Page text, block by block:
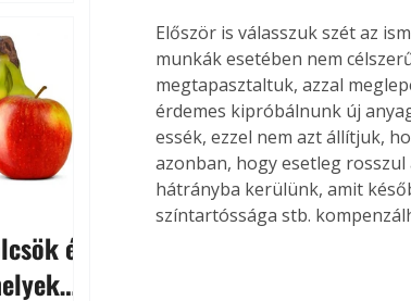
és
Először is válasszuk szét az
munkák esetében nem
megtapasztaltuk, azzal
érdemes kipróbálnunk új
essék, ezzel nem azt állítjuk,
azonban, hogy esetleg
hátrányba kerülünk, amit
színtartóssága stb.